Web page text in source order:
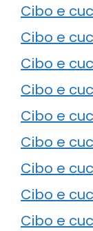
Cibo e
Cibo e
Cibo e
Cibo e
Cibo e
Cibo e
Cibo e
Cibo e
Cibo e